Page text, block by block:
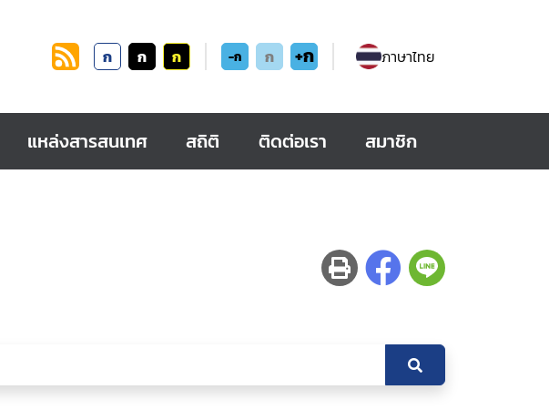
ก ก ก -ก ก +ก ภาษาไทย
แหล่งสารสนเทศ สถิติ ติดต่อเรา สมาชิก